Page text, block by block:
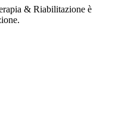
& Riabilitazione è